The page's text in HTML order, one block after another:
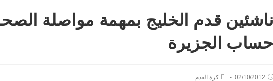
ناشئين قدم الخليج بمهمة مواصلة
حساب الجزيرة
02/10/2012 كرة القدم